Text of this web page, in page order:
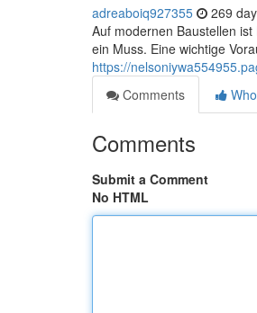
adreaboiq927355 269
Auf modernen Baustellen
ein Muss. Eine wichtige
https://
Comments
Comments
Submit a Comment
No HTML